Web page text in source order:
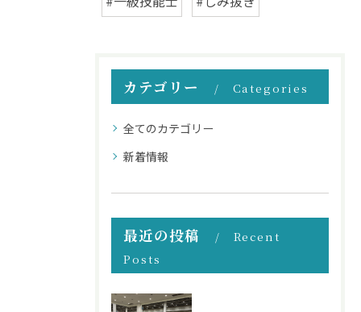
カテゴリー Categories
全てのカテゴリー
新着情報
最近の投稿
Recent
Posts